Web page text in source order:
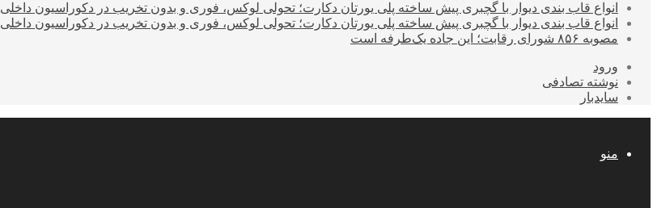
انواع قاب بندی دیوار با گچبری پیش ساخته پلی یورتان دکارت؛ تحولی لوکس، فوری و بدون تخریب در دکوراسیون داخلی
انواع قاب بندی دیوار با گچبری پیش ساخته پلی یورتان دکارت؛ تحولی لوکس، فوری و بدون تخریب در دکوراسیون داخلی
مصوبه ۸۵۶ شورای رقابت؛ این جاده یک‌طرفه است
ورود
نوشته تصادفی
سایدبار
منو